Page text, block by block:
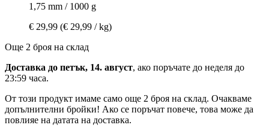
1,75 mm / 1000 g
€ 29,99 (€ 29,99 / kg)
Още 2 броя на склад
Доставка до петък, 14. август, ако поръчате до неделя до
23:59 часа.
От този продукт имаме само още 2 броя на склад. Очакваме
допълнителни бройки! Ако се поръчат повече, това може да
повлияе на датата на доставка.